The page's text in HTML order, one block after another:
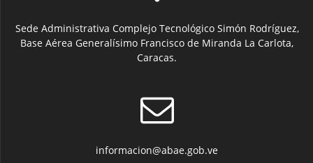
Sede Administrativa Complejo Tecnológico Simón Rodríguez,
Base Aérea Generalísimo Francisco de Miranda La Carlota,
Caracas.
informacion@abae.gob.ve